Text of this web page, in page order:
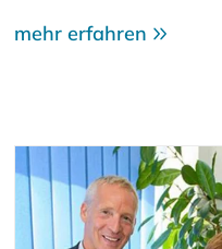
mehr erfahren